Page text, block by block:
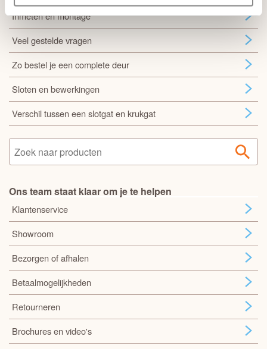
Inmeten en montage
Veel gestelde vragen
Zo bestel je een complete deur
Sloten en bewerkingen
Verschil tussen een slotgat en krukgat
Ons team staat klaar om je te helpen
Klantenservice
Showroom
Bezorgen of afhalen
Betaalmogelijkheden
Retourneren
Brochures en video's